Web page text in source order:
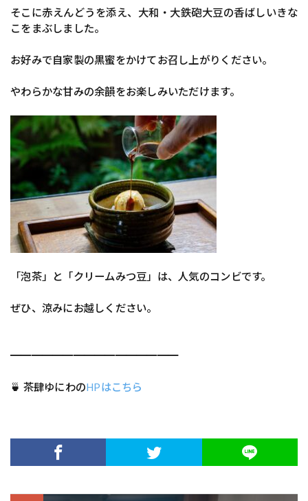
そこに赤えんどうを添え、大和・大鉄砲大豆の香ばしいきな
こをまぶしました。
お好みで自家製の黒蜜をかけてお召し上がりください。
やわらかな甘みの余韻をお楽しみいただけます。
「泡茶」と「クリームみつ豆」は、人気のコンビです。
ぜひ、涼みにお越しください。
━━━━━━━━━━━━━━━━
🍵 茶肆ゆにわのHPはこちら